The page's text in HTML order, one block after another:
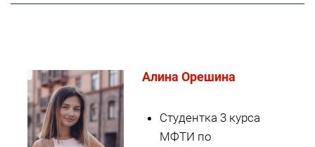
Алина Орешина
Студентка 3 курса
МФТИ по